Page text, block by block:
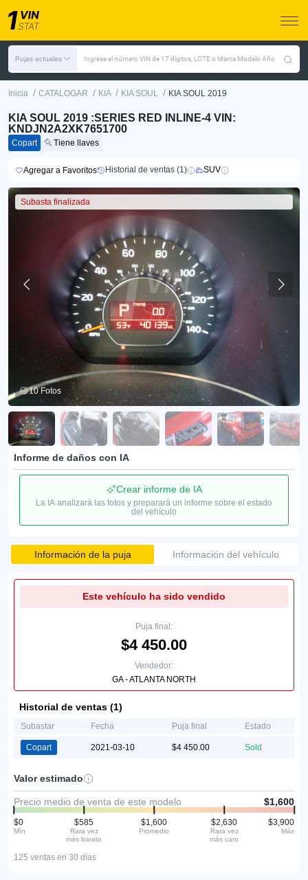
Pujas actuales Ingrese el número VIN de 17 dígitos, LOTE o Marca Modelo Año
Inicia / CATALOGAR / KIA / KIA SOUL / KIA SOUL 2019
KIA SOUL 2019 :SERIES RED INLINE-4 VIN:
KNDJN2A2XK7651700
Copart Tiene llaves
Agregar a Favoritos Historial de ventas (1) SUV
Subasta finalizada
10 Fotos
Informe de daños con IA
Crear informe de IA
La IA analizará las fotos y preparará un informe sobre el estado
del vehículo
Información de la puja Información del vehículo
Este vehículo ha sido vendido
Puja final:
$4 450.00
Vendedor:
GA - ATLANTA NORTH
Historial de ventas (1)
Subastar Fecha Puja final Estado
Copart 2021-03-10 $4 450.00 Sold
Valor estimado
Precio medio de venta de este modelo $1,600
$0
Mín
$585
Rara vez
más barato
$1,600
Promedio
$2,630
Rara vez
más caro
$3,900
Máx
125 ventas en 30 días